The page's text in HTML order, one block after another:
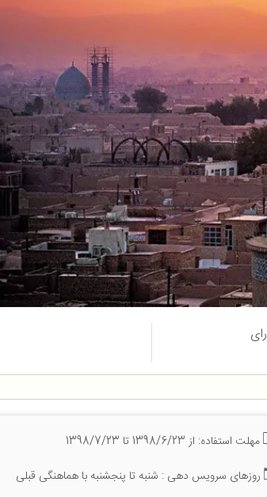
مهلت استفاده: از 1398/6/23 تا 1398/7/23
روزهای سرویس دهی : شنبه تا پنجشنبه با هماهنگی قبلی